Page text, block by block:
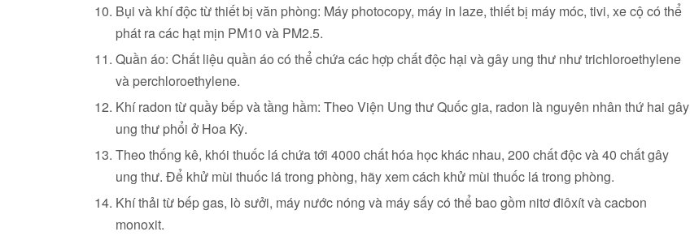
Bụi và khí độc từ thiết bị văn phòng: Máy photocopy, máy in laze, thiết bị máy móc, tivi, xe cộ có thể
phát ra các hạt mịn PM10 và PM2.5.
Quần áo: Chất liệu quần áo có thể chứa các hợp chất độc hại và gây ung thư như trichloroethylene
và perchloroethylene.
Khí radon từ quầy bếp và tầng hầm: Theo Viện Ung thư Quốc gia, radon là nguyên nhân thứ hai gây
ung thư phổi ở Hoa Kỳ.
Theo thống kê, khói thuốc lá chứa tới 4000 chất hóa học khác nhau, 200 chất độc và 40 chất gây
ung thư. Để khử mùi thuốc lá trong phòng, hãy xem cách khử mùi thuốc lá trong phòng.
Khí thải từ bếp gas, lò sưởi, máy nước nóng và máy sấy có thể bao gồm nitơ điôxít và cacbon
monoxit.